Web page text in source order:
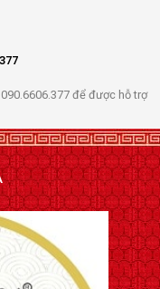
để được hỗ trợ